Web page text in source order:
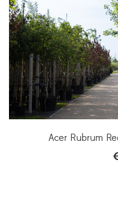
Acer Rubrum